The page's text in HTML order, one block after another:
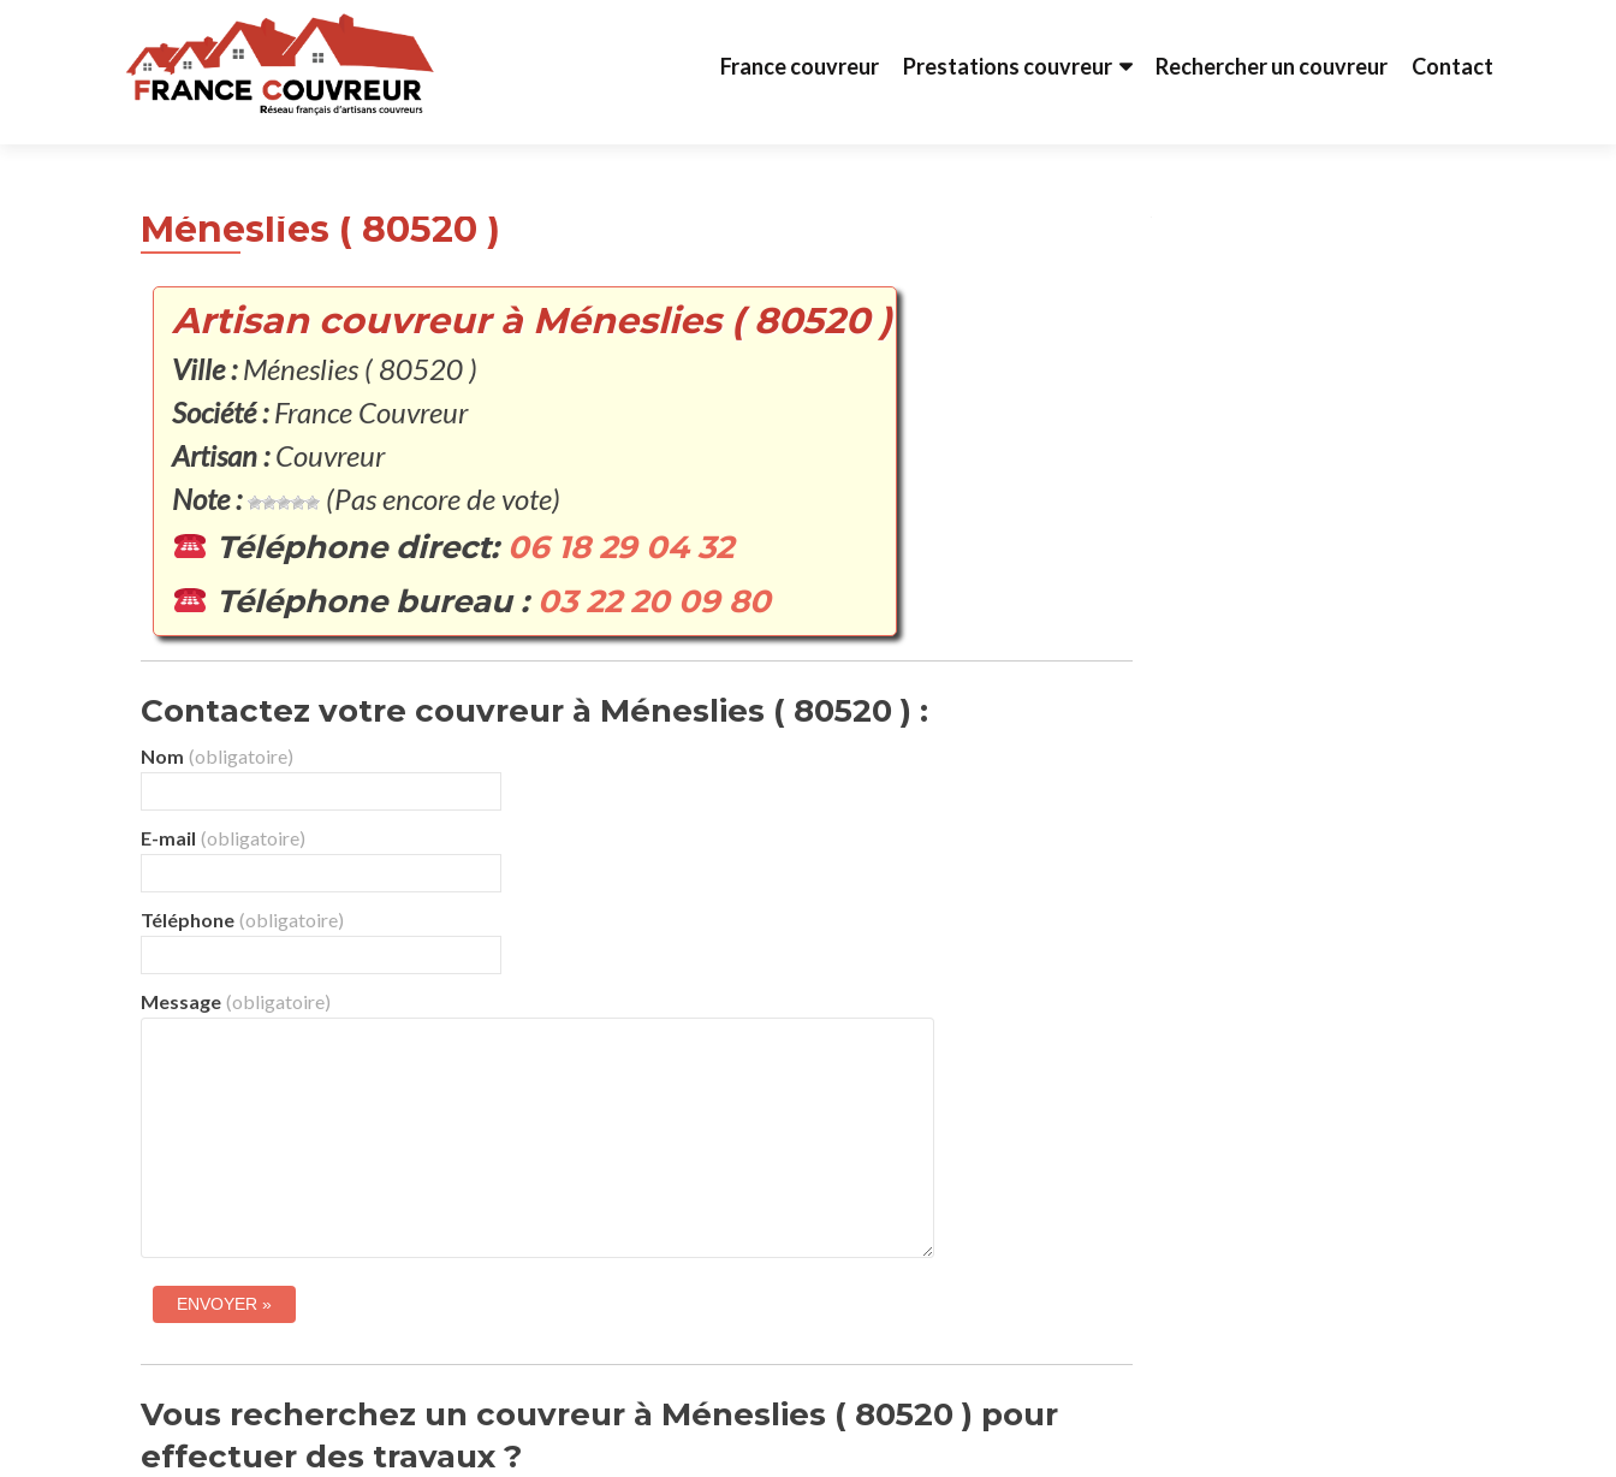
France couvreur Prestations couvreur Rechercher un couvreur Contact
Méneslies ( 80520 )
Artisan couvreur à Méneslies ( 80520 )
Ville :Méneslies ( 80520 )
Société :France Couvreur
Artisan :Couvreur
Note :
(Pas encore de vote)
Téléphone direct: 06 18 29 04 32
Téléphone bureau : 03 22 20 09 80
Contactez votre couvreur à Méneslies ( 80520 ) :
Nom (obligatoire)
E-mail (obligatoire)
Téléphone (obligatoire)
Message (obligatoire)
Vous recherchez un couvreur à Méneslies ( 80520 ) pour
effectuer des travaux ?